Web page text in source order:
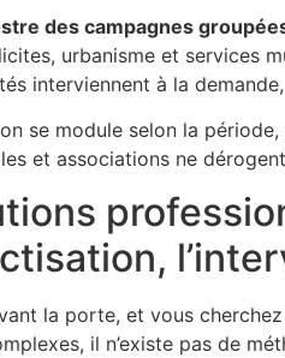
des campagnes
urbanisme et services
interviennent à la
se module selon la
et associations ne
la porte, et vous
il n’existe pas de